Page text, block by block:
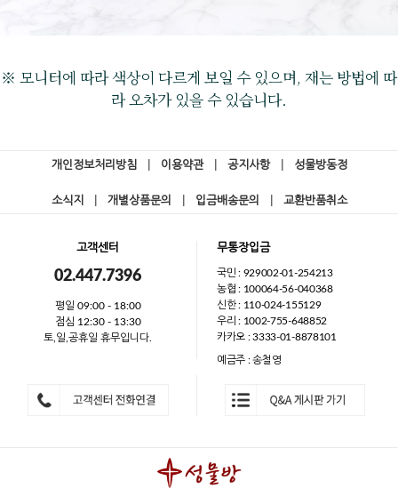
※ 모니터에 따라 색상이 다르게 보일 수 있으며, 재는 방법에 따
라 오차가 있을 수 있습니다.
개인정보처리방침 이용약관 공지사항 성물방동정
소식지 개별상품문의 입금배송문의 교환반품취소
고객센터
02.447.7396
평일 09:00 - 18:00
점심 12:30 - 13:30
토,일,공휴일 휴무입니다.
무통장입금
국민 : 929002-01-254213
농협 : 100064-56-040368
신한 : 110-024-155129
우리 : 1002-755-648852
카카오 : 3333-01-8878101
예금주 : 송철영